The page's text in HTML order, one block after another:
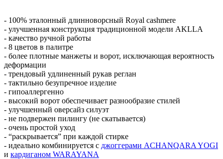
- 100% эталонный длинноворсный Royal cashmere
- улучшенная конструкция традиционной модели AKLLA
- качество ручной работы
- 8 цветов в палитре
- более плотные манжеты и ворот, исключающая вероятность
деформации
- трендовый удлиненный рукав реглан
- тактильно безупречное изделие
- гипоаллергенно
- высокий ворот обеспечивает разнообразие стилей
- улучшенный оверсайз силуэт
- не подвержен пилингу (не скатывается)
- очень простой уход
- “раскрывается” при каждой стирке
- идеально комбинируется с джоггерами ACHANQARA YOGI
и кардиганом WARAYANA